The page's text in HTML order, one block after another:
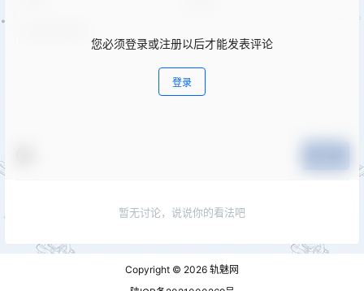
您必须登录或注册以后才能发表评论
登录
暂无讨论，说说你的看法吧
Copyright © 2026 轨魅网